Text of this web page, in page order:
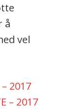
å
vel
– 2017
– 2017